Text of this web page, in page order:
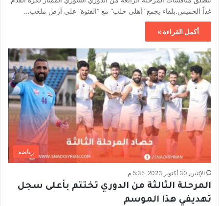
غداً الخميس.بلقاء يجمع “أهلي حلب” مع “الفتوة” على أرض ملعب…
أكمل القراءة »
رياضة
الإثنين, 30 أكتوبر 2023, 5:35 م
المرحلة الثالثة من الدوري تختتم بأعلى سجل
تهديفي هذا الموسم